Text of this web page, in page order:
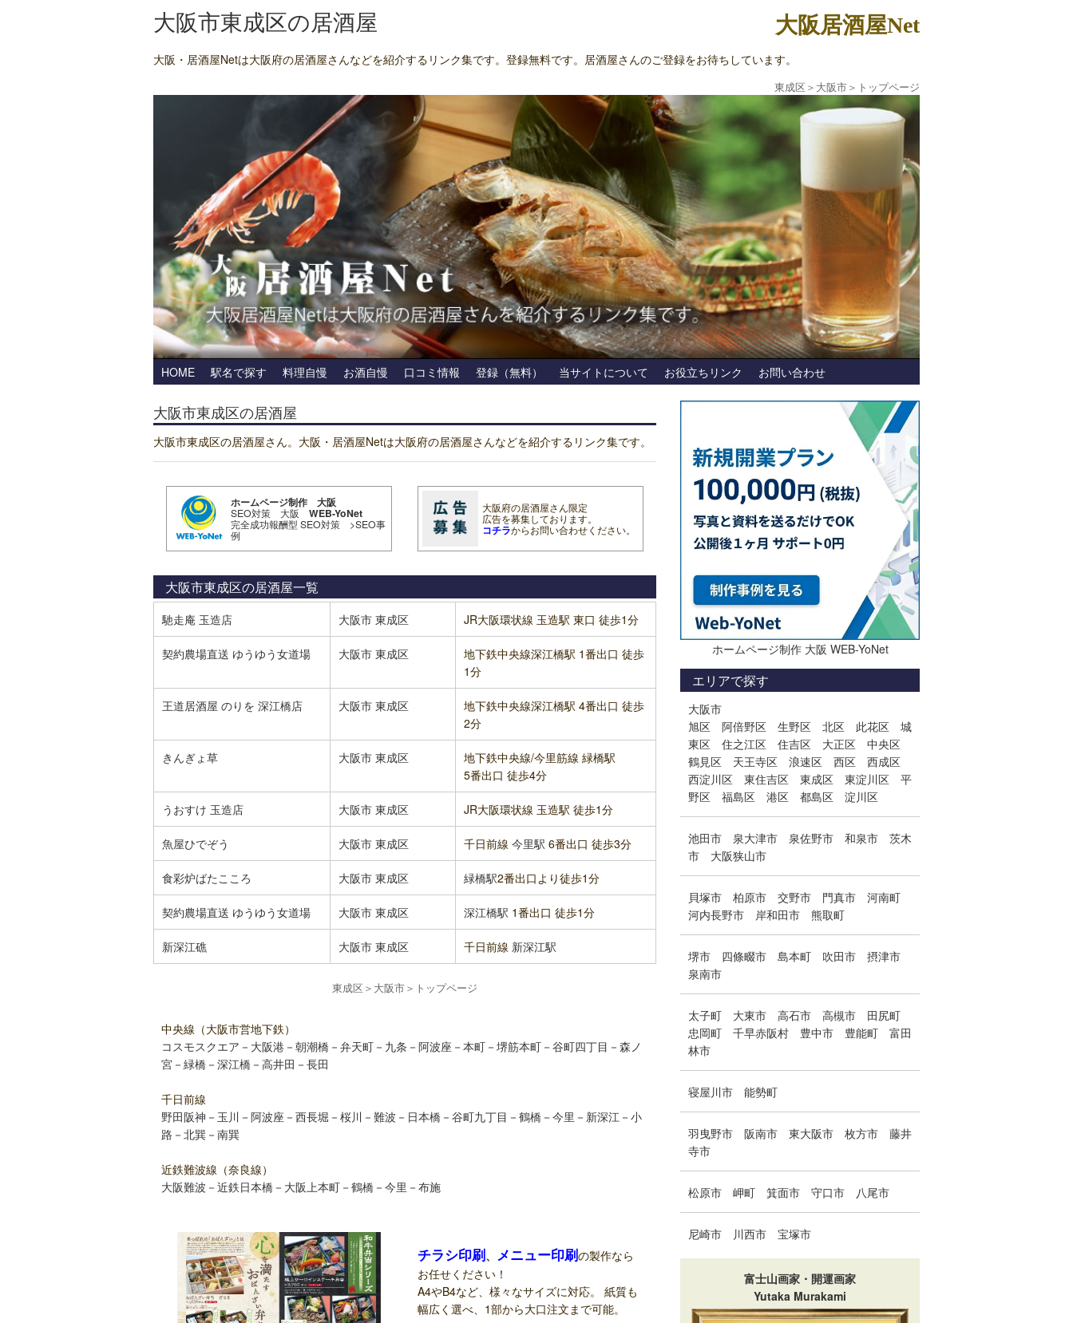
大阪市東成区の居酒屋 大阪居酒屋Net
大阪・居酒屋Netは大阪府の居酒屋さんなどを紹介するリンク集です。登録無料です。居酒屋さんのご登録をお待ちしています。
東成区 ＞ 大阪市＞ トップページ
HOME 駅名で探す 料理自慢 お酒自慢 口コミ情報 登録（無料） 当サイトについて お役立ちリンク お問い合わせ
大阪市東成区の居酒屋
大阪市東成区の居酒屋さん。大阪・居酒屋Netは大阪府の居酒屋さんなどを紹介するリンク集です。
ホームページ制作 大阪
SEO対策 大阪 WEB-YoNet
完全成功報酬型 SEO対策>SEO事
例
大阪府の居酒屋さん限定
広告を募集しております。
コチラからお問い合わせください。
大阪市東成区の居酒屋一覧
馳走庵 玉造店 大阪市 東成区 JR大阪環状線 玉造駅 東口 徒歩1分
契約農場直送 ゆうゆう女道場 大阪市 東成区
地下鉄中央線深江橋駅 1番出口 徒歩
1分
王道居酒屋 のりを 深江橋店 大阪市 東成区
地下鉄中央線深江橋駅 4番出口 徒歩
2分
きんぎょ草 大阪市 東成区
地下鉄中央線/今里筋線 緑橋駅
5番出口 徒歩4分
うおすけ 玉造店 大阪市 東成区 JR大阪環状線 玉造駅 徒歩1分
魚屋ひでぞう 大阪市 東成区 千日前線 今里駅 6番出口 徒歩3分
食彩炉ばたこころ 大阪市 東成区 緑橋駅2番出口より徒歩1分
契約農場直送 ゆうゆう女道場 大阪市 東成区 深江橋駅 1番出口 徒歩1分
新深江礁 大阪市 東成区 千日前線 新深江駅
東成区 ＞ 大阪市＞ トップページ
中央線（大阪市営地下鉄）
コスモスクエア － 大阪港 － 朝潮橋 － 弁天町 － 九条 － 阿波座 － 本町 － 堺筋本町 － 谷町四丁目 － 森ノ
宮 － 緑橋 － 深江橋 － 高井田 － 長田
千日前線
野田阪神 － 玉川 － 阿波座 － 西長堀 － 桜川 － 難波 － 日本橋 － 谷町九丁目 － 鶴橋 － 今里 － 新深江 － 小
路 － 北巽 － 南巽
近鉄難波線（奈良線）
大阪難波 － 近鉄日本橋 － 大阪上本町 － 鶴橋 － 今里 － 布施
チラシ印刷、 メニュー印刷の製作なら
お任せください！
A4やB4など、様々なサイズに対応。 紙質も
幅広く選べ、1部から大口注文まで可能。
ホームページ制作 大阪 WEB-YoNet
エリアで探す
大阪市
旭区
阿倍野区 生野区 北区 此花区
城
東区
住之江区 住吉区 大正区
中央区
鶴見区
天王寺区 浪速区 西区
西成区
西淀川区
東住吉区 東成区 東淀川区
平
野区
福島区 港区 都島区 淀川区
池田市 泉大津市 泉佐野市 和泉市
茨木
市
大阪狭山市
貝塚市 柏原市 交野市 門真市
河南町
河内長野市
岸和田市 熊取町
堺市 四條畷市 島本町 吹田市
摂津市
泉南市
太子町 大東市 高石市 高槻市
田尻町
忠岡町
千早赤阪村 豊中市 豊能町
富田
林市
寝屋川市 能勢町
羽曳野市 阪南市 東大阪市 枚方市
藤井
寺市
松原市 岬町 箕面市 守口市 八尾市
尼崎市 川西市 宝塚市
富士山画家・開運画家
Yutaka Murakami